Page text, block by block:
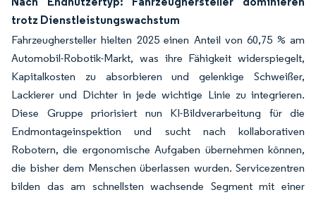
trotz Dienstleistungswachstum
Fahrzeughersteller hielten 2025 einen Anteil von 60,75 % am
Automobil-Robotik-Markt, was ihre Fähigkeit widerspiegelt,
Kapitalkosten zu absorbieren und gelenkige Schweißer,
Lackierer und Dichter in jede wichtige Linie zu integrieren.
Diese Gruppe priorisiert nun KI-Bildverarbeitung für die
Endmontageinspektion und sucht nach kollaborativen
Robotern, die ergonomische Aufgaben übernehmen können,
die bisher dem Menschen überlassen wurden. Servicezentren
bilden das am schnellsten wachsende Segment mit einer